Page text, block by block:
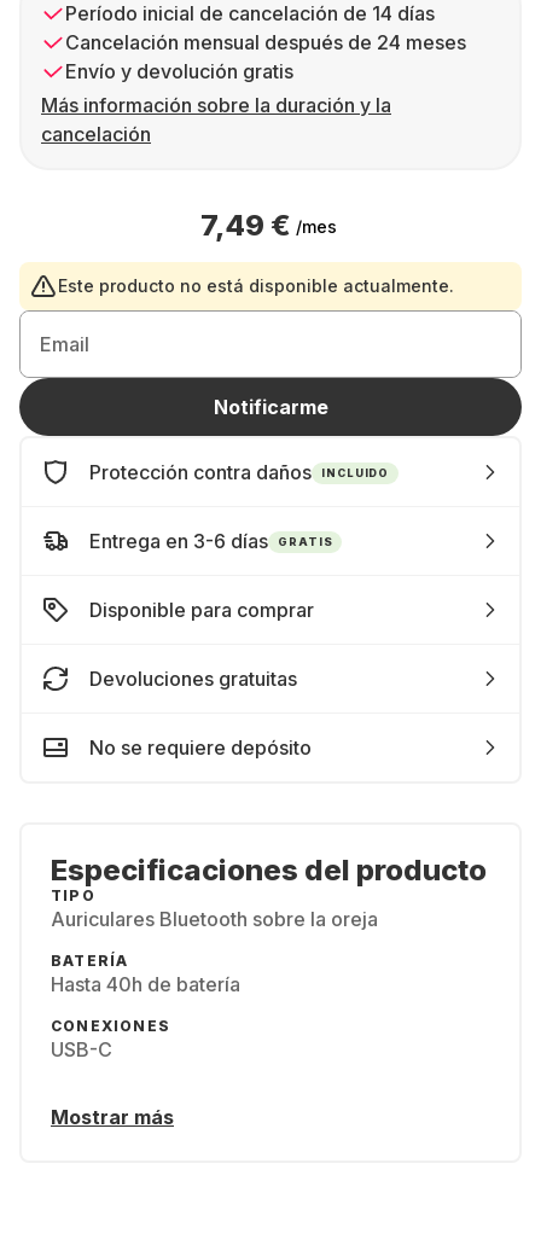
Período inicial de cancelación de 14 días
Cancelación mensual después de 24 meses
Envío y devolución gratis
Más información sobre la duración y la
cancelación
7,49 € /mes
Este producto no está disponible actualmente.
Email
Notificarme
Protección contra daños INCLUIDO
Entrega en 3-6 días GRATIS
Disponible para comprar
Devoluciones gratuitas
No se requiere depósito
Especificaciones del producto
TIPO
Auriculares Bluetooth sobre la oreja
BATERÍA
Hasta 40h de batería
CONEXIONES
USB-C
Mostrar más